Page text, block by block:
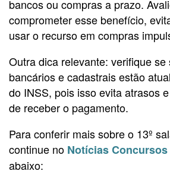
bancos ou compras a prazo.
comprometer esse benefício,
usar o recurso em compras
Outra dica relevante: verifique se
bancários e cadastrais estão
do INSS, pois isso evita atrasos
de receber o pagamento.
Para conferir mais sobre o 13º
continue no Notícias Concursos
abaixo: